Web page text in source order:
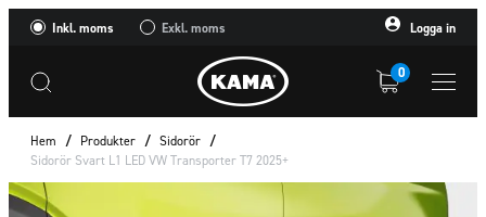
Inkl. moms Exkl. moms Logga in
0
Hem / Produkter / Sidorör /
Sidorör Svart L1 LED VW Transporter T7 2025+